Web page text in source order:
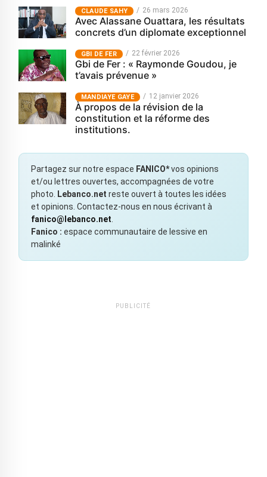
CLAUDE SAHY 26 mars 2026
Avec Alassane Ouattara, les résultats
concrets d’un diplomate exceptionnel
GBI DE FER 22 février 2026
Gbi de Fer : « Raymonde Goudou, je
t’avais prévenue »
MANDIAYE GAYE 12 janvier 2026
À propos de la révision de la
constitution et la réforme des
institutions.
Partagez sur notre espace FANICO*vos opinions
et/ou lettres ouvertes, accompagnées de votre
photo.
Lebanco.net reste ouvert à toutes les idées
et opinions. Contactez-nous en nous écrivant à
fanico@lebanco.net
Fanico : espace communautaire de lessive en
malinké
PUBLICITÉ